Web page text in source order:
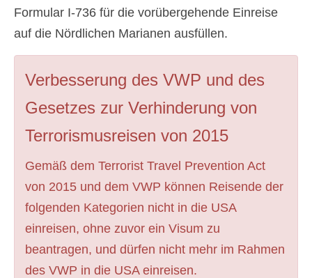
Formular I-736 für die vorübergehende Einreise
auf die Nördlichen Marianen ausfüllen.
Verbesserung des VWP und des
Gesetzes zur Verhinderung von
Terrorismusreisen von 2015
Gemäß dem Terrorist Travel Prevention Act
von 2015 und dem VWP können Reisende der
folgenden Kategorien nicht in die USA
einreisen, ohne zuvor ein Visum zu
beantragen, und dürfen nicht mehr im Rahmen
des VWP in die USA einreisen.